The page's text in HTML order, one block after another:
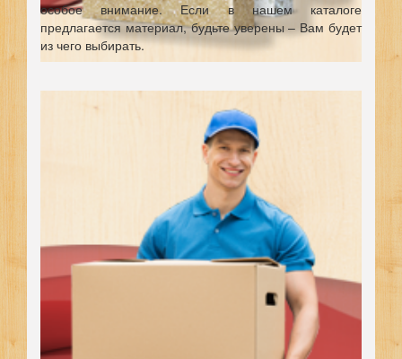
особое внимание. Если в нашем каталоге
предлагается материал, будьте уверены – Вам будет
из чего выбирать.